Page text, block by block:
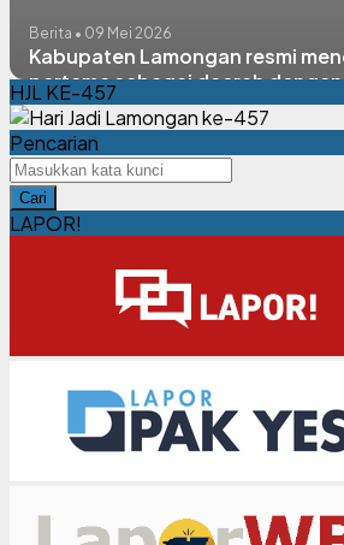
Berita • 09 Mei 2026
Kabupaten Lamongan resmi
pertama sebagai daerah
tertinggi di Jawa Timur tahun
HJL KE-457
Pencarian
Cari
LAPOR!